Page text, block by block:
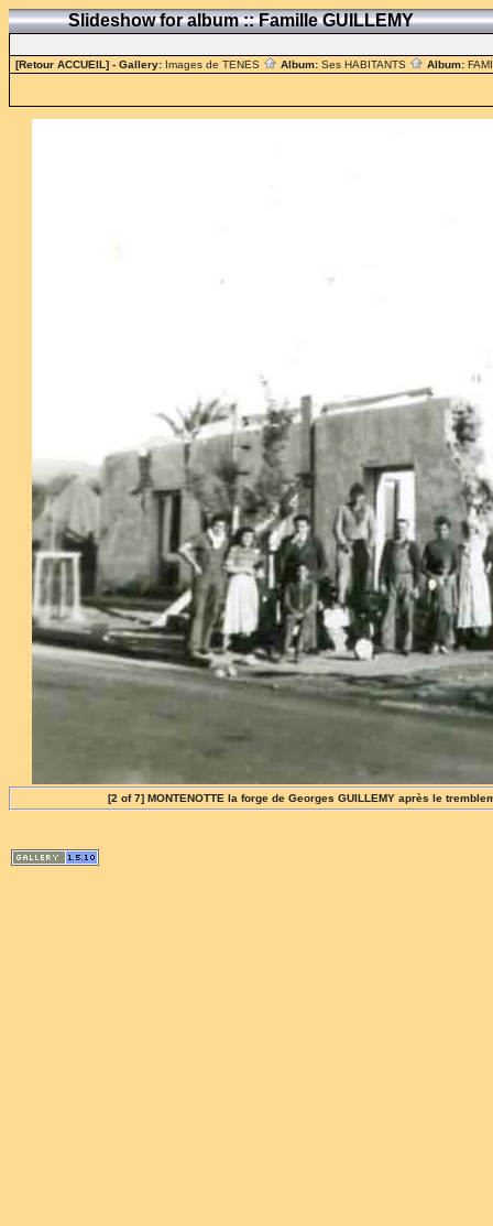
Slideshow for album :: Famille GUILLEMY
[Retour ACCUEIL] - Gallery: Images de TENES Album: Ses HABITANTS Album:
[2 of 7] MONTENOTTE la forge de Georges GUILLEMY après le